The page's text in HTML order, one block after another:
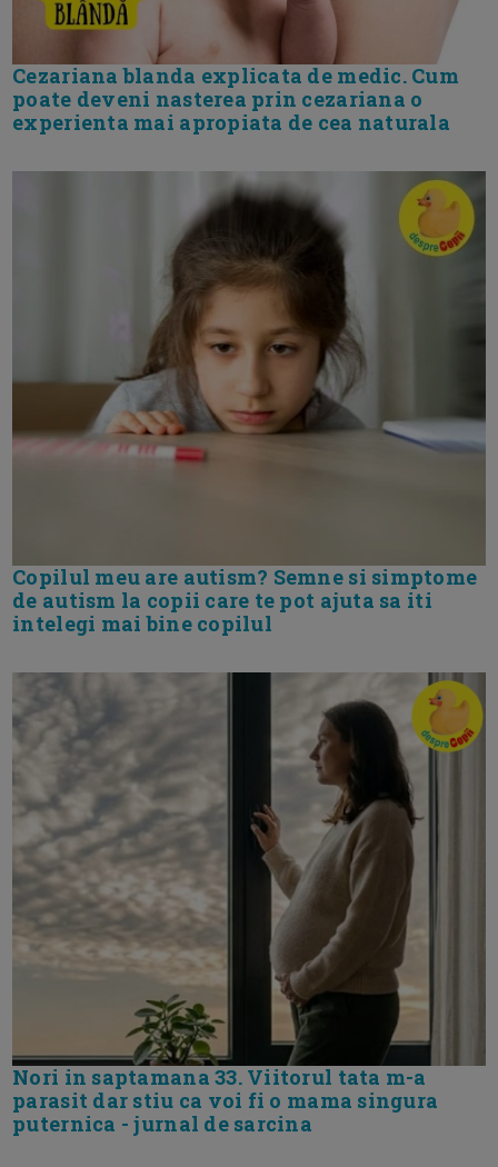
Cezariana blanda explicata de medic. Cum
poate deveni nasterea prin cezariana o
experienta mai apropiata de cea naturala
Copilul meu are autism? Semne si simptome
de autism la copii care te pot ajuta sa iti
intelegi mai bine copilul
Nori in saptamana 33. Viitorul tata m-a
parasit dar stiu ca voi fi o mama singura
puternica - jurnal de sarcina